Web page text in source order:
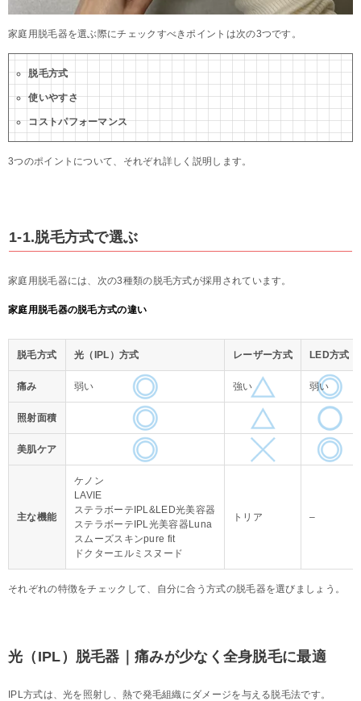
家庭用脱毛器を選ぶ際にチェックすべきポイントは次の3つです。
脱毛方式
使いやすさ
コストパフォーマンス
3つのポイントについて、それぞれ詳しく説明します。
1-1.脱毛方式で選ぶ
家庭用脱毛器には、次の3種類の脱毛方式が採用されています。
家庭用脱毛器の脱毛方式の違い
脱毛方式 光（IPL）方式 レーザー方式 LED方式
痛み 弱い 強い 弱い
照射面積
美肌ケア
主な機能
ケノン
LAVIE
ステラボーテIPL&LED光美容器
ステラボーテIPL光美容器Luna
スムーズスキンpure fit
ドクターエルミスヌード
トリア –
それぞれの特徴をチェックして、自分に合う方式の脱毛器を選びましょう。
光（IPL）脱毛器｜痛みが少なく全身脱毛に最適
IPL方式は、光を照射し、熱で発毛組織にダメージを与える脱毛法です。